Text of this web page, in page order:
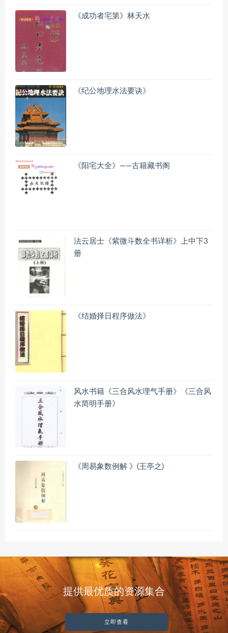
《成功者宅第》林天水
《纪公地理水法要诀》
《阳宅大全》——古籍藏书阁
法云居士《紫微斗数全书详析》上中下3
册
《结婚择日程序做法》
风水书籍《三合风水理气手册》《三合风
水简明手册》
《周易象数例解 》(王亭之)
提供最优质的资源集合
立即查看